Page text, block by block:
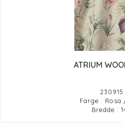
ATRIUM
230915
Farge : Rosa
Bredde :